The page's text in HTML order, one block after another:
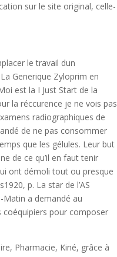
sur le site original, celle-
le travail dun
Generique Zyloprim en
est la I Just Start de la
la réccurence je ne vois pas
radiographiques de
de ne pas consommer
que les gélules. Leur but
de ce qu’il en faut tenir
ont démoli tout ou presque
p. La star de l’AS
a demandé au
coéquipiers pour composer
Pharmacie, Kiné, grâce à